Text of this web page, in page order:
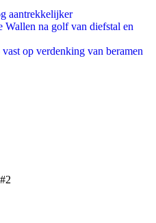
aantrekkelijker
na golf van diefstal en
op verdenking van beramen
#2